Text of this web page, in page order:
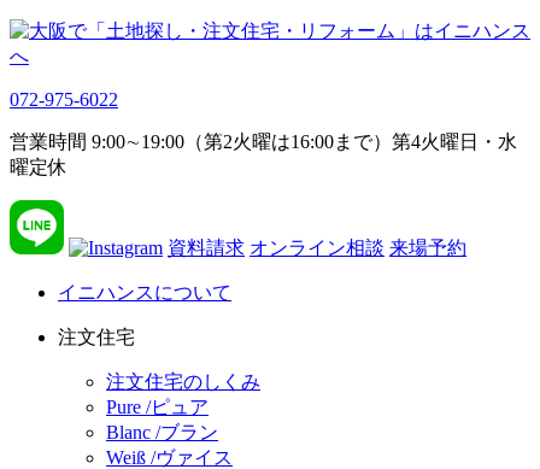
072-975-6022
営業時間 9:00∼19:00（第2火曜は16:00まで）第4火曜日・水
曜定休
資料請求 オンライン相談 来場予約
イニハンスについて
注文住宅
注文住宅のしくみ
Pure /ピュア
Blanc /ブラン
Weiß /ヴァイス